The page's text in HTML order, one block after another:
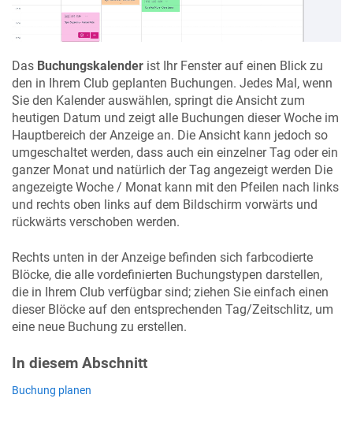
Das Buchungskalender ist Ihr Fenster auf einen Blick zu
den in Ihrem Club geplanten Buchungen. Jedes Mal, wenn
Sie den Kalender auswählen, springt die Ansicht zum
heutigen Datum und zeigt alle Buchungen dieser Woche im
Hauptbereich der Anzeige an. Die Ansicht kann jedoch so
umgeschaltet werden, dass auch ein einzelner Tag oder ein
ganzer Monat und natürlich der Tag angezeigt werden Die
angezeigte Woche / Monat kann mit den Pfeilen nach links
und rechts oben links auf dem Bildschirm vorwärts und
rückwärts verschoben werden.
Rechts unten in der Anzeige befinden sich farbcodierte
Blöcke, die alle vordefinierten Buchungstypen darstellen,
die in Ihrem Club verfügbar sind; ziehen Sie einfach einen
dieser Blöcke auf den entsprechenden Tag/Zeitschlitz, um
eine neue Buchung zu erstellen.
In diesem Abschnitt
Buchung planen